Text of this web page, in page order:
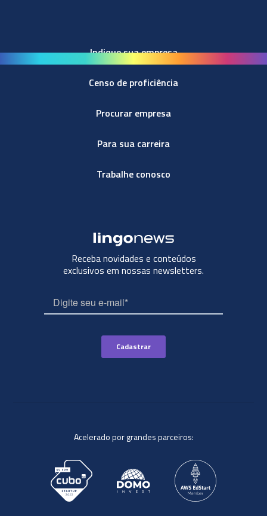
Indique sua empresa
Censo de proficiência
Procurar empresa
Para sua carreira
Trabalhe conosco
Receba novidades e conteúdos
exclusivos em nossas newsletters.
Acelerado por grandes parceiros: